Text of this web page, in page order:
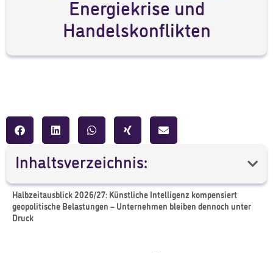
Energiekrise und
Handelskonflikten
Halbzeitausblick 2026/27: Künstliche Intelligenz kompensiert
geopolitische Belastungen – Unternehmen bleiben dennoch unter
Druck
Inhaltsverzeichnis: